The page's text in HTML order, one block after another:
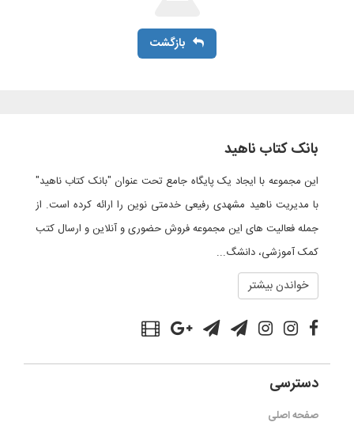
بازگشت
بانک کتاب ناهید
این مجموعه با ایجاد یک پایگاه جامع تحت عنوان "بانک کتاب ناهید"
با مدیریت ناهید مشهدی رفیعی خدمتی نوین را ارائه کرده است. از
جمله فعالیت های این مجموعه فروش حضوری و آنلاین و ارسال کتب
کمک آموزشی، دانشگ...
خواندن بیشتر
دسترسی
صفحه اصلی